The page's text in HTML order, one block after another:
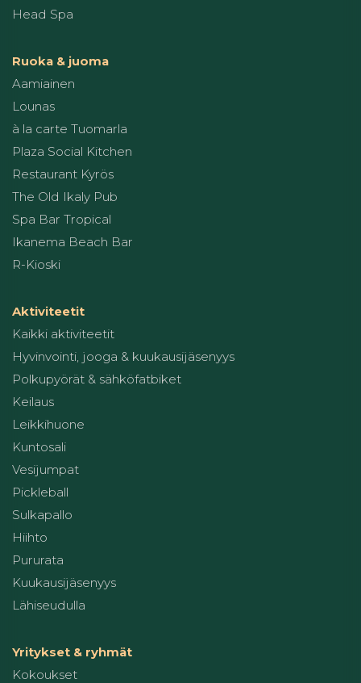
Head Spa
Ruoka & juoma
Aamiainen
Lounas
à la carte Tuomarla
Plaza Social Kitchen
Restaurant Kyrös
The Old Ikaly Pub
Spa Bar Tropical
Ikanema Beach Bar
R-Kioski
Aktiviteetit
Kaikki aktiviteetit
Hyvinvointi, jooga & kuukausijäsenyys
Polkupyörät & sähköfatbiket
Keilaus
Leikkihuone
Kuntosali
Vesijumpat
Pickleball
Sulkapallo
Hiihto
Pururata
Kuukausijäsenyys
Lähiseudulla
Yritykset & ryhmät
Kokoukset